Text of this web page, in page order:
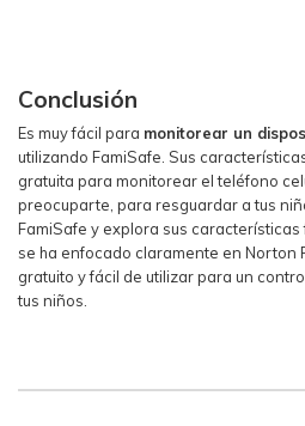
Conclusión
Es muy fácil para monitorear un
utilizando FamiSafe. Sus
gratuita para monitorear el teléfono
preocuparte, para resguardar a tus
FamiSafe y explora sus
se ha enfocado claramente en Norton
gratuito y fácil de utilizar para un
tus niños.